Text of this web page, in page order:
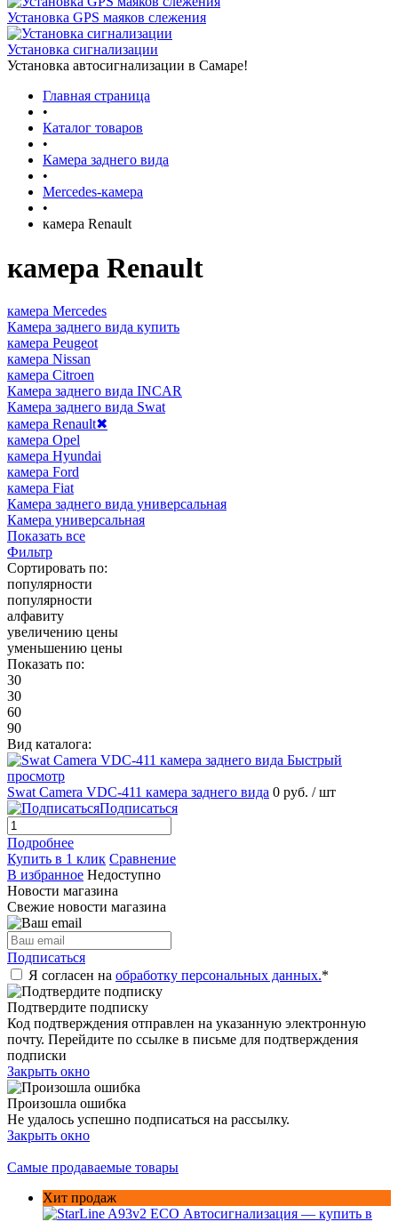
Установка GPS маяков слежения
Установка сигнализации
Установка автосигнализации в Самаре!
Главная страница
•
Каталог товаров
•
Камера заднего вида
•
Mercedes-камера
•
камера Renault
камера Renault
камера Mercedes
Камера заднего вида купить
камера Peugeot
камера Nissan
камера Citroen
Камера заднего вида INCAR
Камера заднего вида Swat
камера Renault✖
камера Opel
камера Hyundai
камера Ford
камера Fiat
Камера заднего вида универсальная
Камера универсальная
Показать все
Фильтр
Сортировать по:
популярности
популярности
алфавиту
увеличению цены
уменьшению цены
Показать по:
30
30
60
90
Вид каталога:
Быстрый
просмотр
Swat Camera VDC-411 камера заднего вида 0 руб. / шт
Подписаться
Подробнее
Купить в 1 клик Сравнение
В избранное Недоступно
Новости магазина
Свежие новости магазина
Подписаться
Я согласен на обработку персональных данных.*
Подтвердите подписку
Код подтверждения отправлен на указанную электронную
почту. Перейдите по ссылке в письме для подтверждения
подписки
Закрыть окно
Произошла ошибка
Не удалось успешно подписаться на рассылку.
Закрыть окно
Самые продаваемые товары
Хит продаж